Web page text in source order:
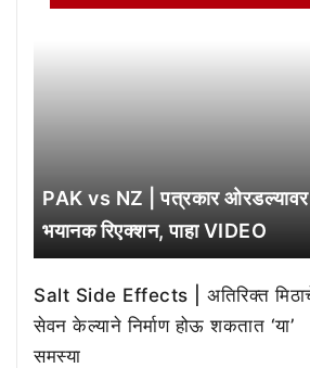
PAK vs NZ | पत्रकार
भयानक रिएक्शन, पाहा VIDEO
Salt Side Effects | अतिरिक्त
सेवन केल्याने निर्माण होऊ शकतात ‘या’
समस्या